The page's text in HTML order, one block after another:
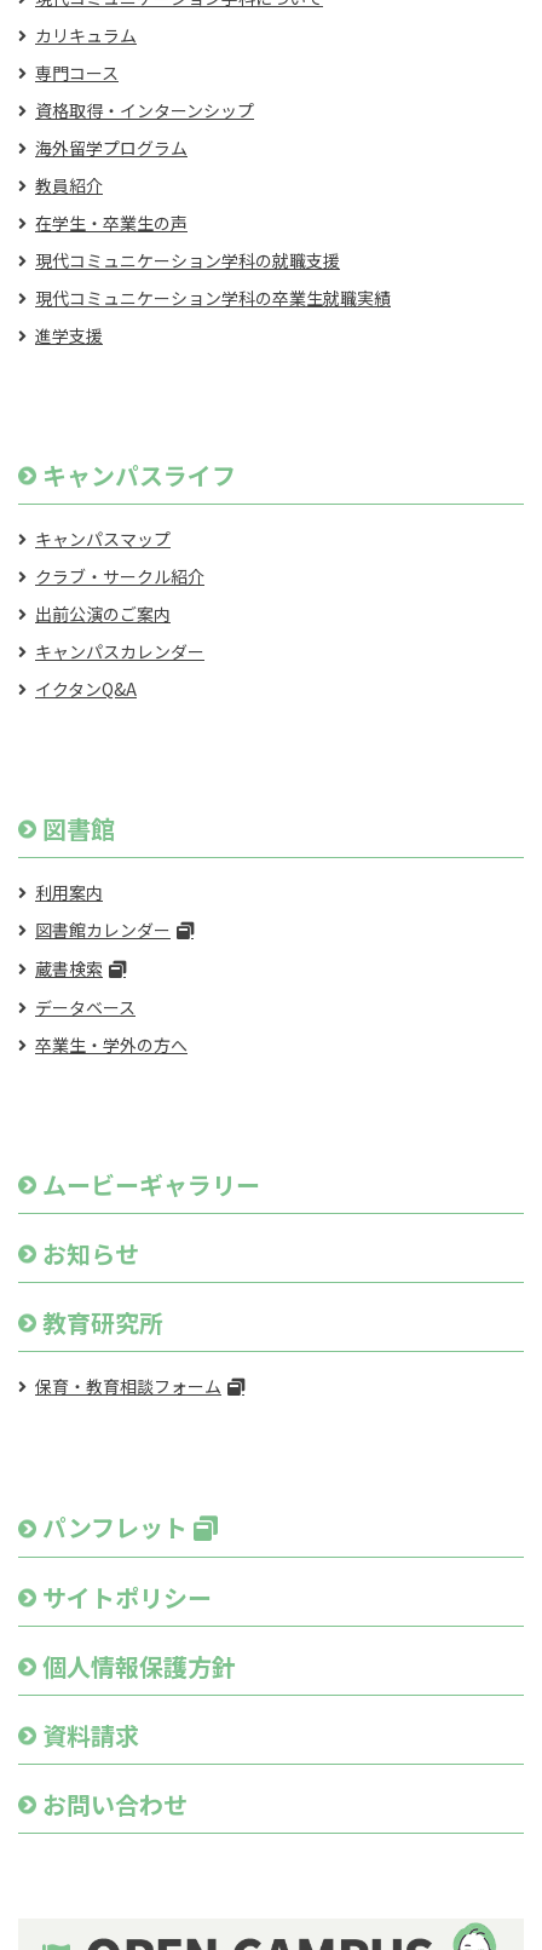
カリキュラム
専門コース
資格取得・インターンシップ
海外留学プログラム
教員紹介
在学生・卒業生の声
現代コミュニケーション学科の就職支援
現代コミュニケーション学科の卒業生就職実績
進学支援
キャンパスライフ
キャンパスマップ
クラブ・サークル紹介
出前公演のご案内
キャンパスカレンダー
イクタンQ&A
図書館
利用案内
図書館カレンダー
蔵書検索
データベース
卒業生・学外の方へ
ムービーギャラリー
お知らせ
教育研究所
保育・教育相談フォーム
パンフレット
サイトポリシー
個人情報保護方針
資料請求
お問い合わせ